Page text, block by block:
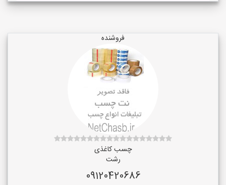
فروشنده
چسب کاغذی
رشت
09120420686